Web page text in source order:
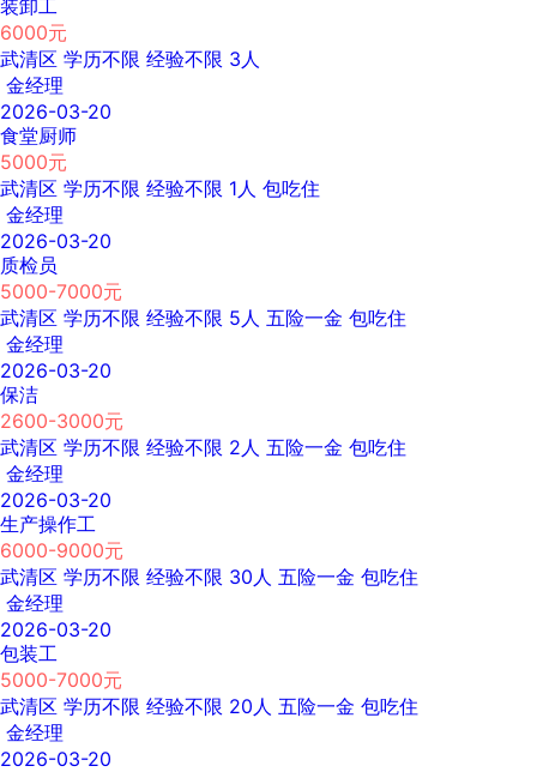
装卸工
6000元
武清区 学历不限 经验不限 3人
金经理
2026-03-20
食堂厨师
5000元
武清区 学历不限 经验不限 1人 包吃住
金经理
2026-03-20
质检员
5000-7000元
武清区 学历不限 经验不限 5人 五险一金 包吃住
金经理
2026-03-20
保洁
2600-3000元
武清区 学历不限 经验不限 2人 五险一金 包吃住
金经理
2026-03-20
生产操作工
6000-9000元
武清区 学历不限 经验不限 30人 五险一金 包吃住
金经理
2026-03-20
包装工
5000-7000元
武清区 学历不限 经验不限 20人 五险一金 包吃住
金经理
2026-03-20